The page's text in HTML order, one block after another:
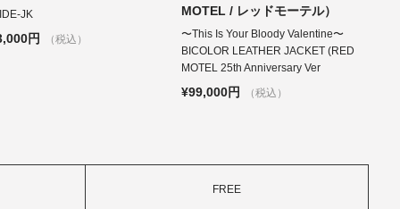
JK
円 （税込）
MOTEL / レッドモーテル）
〜This Is Your Bloody Valentine〜
BICOLOR LEATHER JACKET (RED
MOTEL 25th Anniversary Ver
¥99,000円 （税込）
FREE